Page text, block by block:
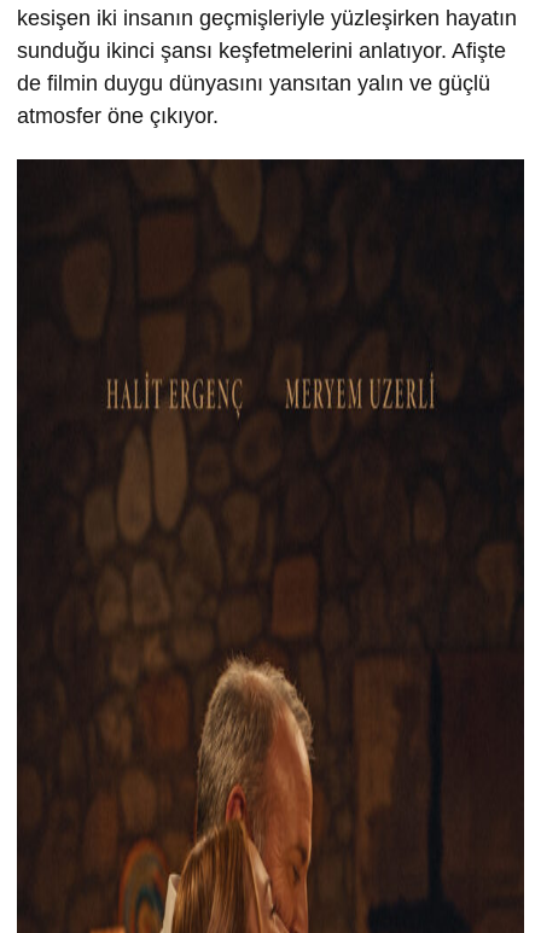
kesişen iki insanın geçmişleriyle yüzleşirken hayatın
sunduğu ikinci şansı keşfetmelerini anlatıyor. Afişte
de filmin duygu dünyasını yansıtan yalın ve güçlü
atmosfer öne çıkıyor.